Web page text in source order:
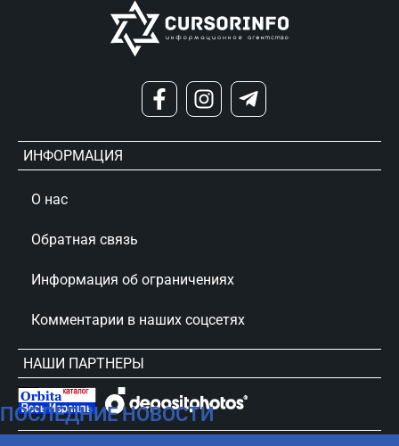
ПОСЛЕДНИЕ НОВОСТИ
ИНФОРМАЦИЯ
О нас
Обратная связь
Информация об ограничениях
Комментарии в наших соцсетях
НАШИ ПАРТНЕРЫ